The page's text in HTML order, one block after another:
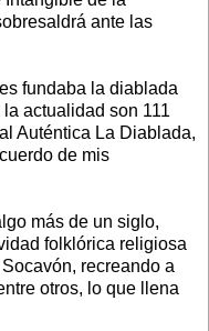
ante las
fundaba la diablada
actualidad son 111
Auténtica La Diablada,
de mis
más de un siglo,
folklórica religiosa
recreando a
otros, lo que llena